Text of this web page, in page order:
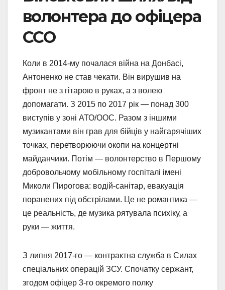
волонтера до офіцера
ССО
Коли в 2014-му почалася війна на Донбасі,
Антоненко не став чекати. Він вирушив на
фронт не з гітарою в руках, а з волею
допомагати. З 2015 по 2017 рік — понад 300
виступів у зоні АТО/ООС. Разом з іншими
музикантами він грав для бійців у найгарячіших
точках, перетворюючи окопи на концертні
майданчики. Потім — волонтерство в Першому
добровольчому мобільному госпіталі імені
Миколи Пирогова: водій-санітар, евакуація
поранених під обстрілами. Це не романтика —
це реальність, де музика рятувала психіку, а
руки — життя.
З липня 2017-го — контрактна служба в Силах
спеціальних операцій ЗСУ. Спочатку сержант,
згодом офіцер 3-го окремого полку